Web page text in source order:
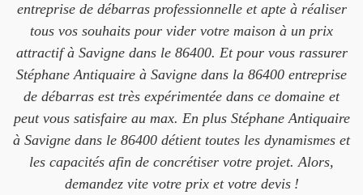
entreprise de débarras professionnelle et apte à réaliser
tous vos souhaits pour vider votre maison à un prix
attractif à Savigne dans le 86400. Et pour vous rassurer
Stéphane Antiquaire à Savigne dans la 86400 entreprise
de débarras est très expérimentée dans ce domaine et
peut vous satisfaire au max. En plus Stéphane Antiquaire
à Savigne dans le 86400 détient toutes les dynamismes et
les capacités afin de concrétiser votre projet. Alors,
demandez vite votre prix et votre devis !